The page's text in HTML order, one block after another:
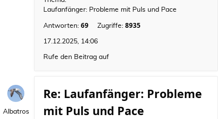
Laufanfänger: Probleme mit Puls und Pace
Antworten: 69 Zugriffe: 8935
17.12.2025, 14:06
Rufe den Beitrag auf
Albatros
Re: Laufanfänger: Probleme
mit Puls und Pace